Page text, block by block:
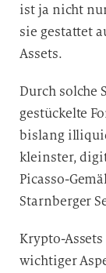
ist ja nicht
sie gestattet
Assets.
Durch solche
gestückelte
bislang
kleinster,
Picasso-
Starnberger
Krypto-
wichtiger